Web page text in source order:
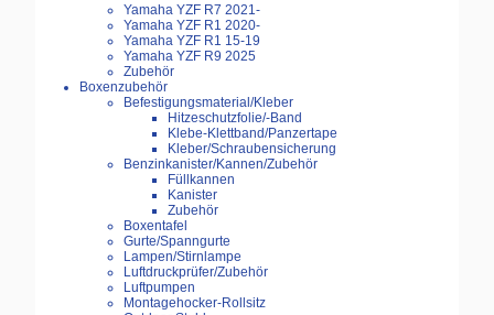
Yamaha YZF R7 2021-
Yamaha YZF R1 2020-
Yamaha YZF R1 15-19
Yamaha YZF R9 2025
Zubehör
Boxenzubehör
Befestigungsmaterial/Kleber
Hitzeschutzfolie/-Band
Klebe-Klettband/Panzertape
Kleber/Schraubensicherung
Benzinkanister/Kannen/Zubehör
Füllkannen
Kanister
Zubehör
Boxentafel
Gurte/Spanngurte
Lampen/Stirnlampe
Luftdruckprüfer/Zubehör
Luftpumpen
Montagehocker-Rollsitz